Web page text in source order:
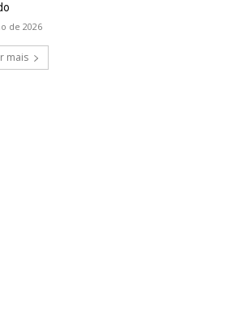
de 2026
mais